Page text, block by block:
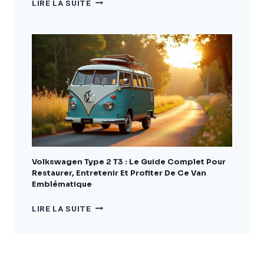
LIRE LA SUITE
GUIDE
COMPLET
POUR
BIEN
CHOISIR
ET
AMÉNAGER
VOTRE
VÉHICULE
Volkswagen Type 2 T3 : Le Guide Complet Pour
Restaurer, Entretenir Et Profiter De Ce Van
Emblématique
LIRE LA SUITEVOLKSWAGEN